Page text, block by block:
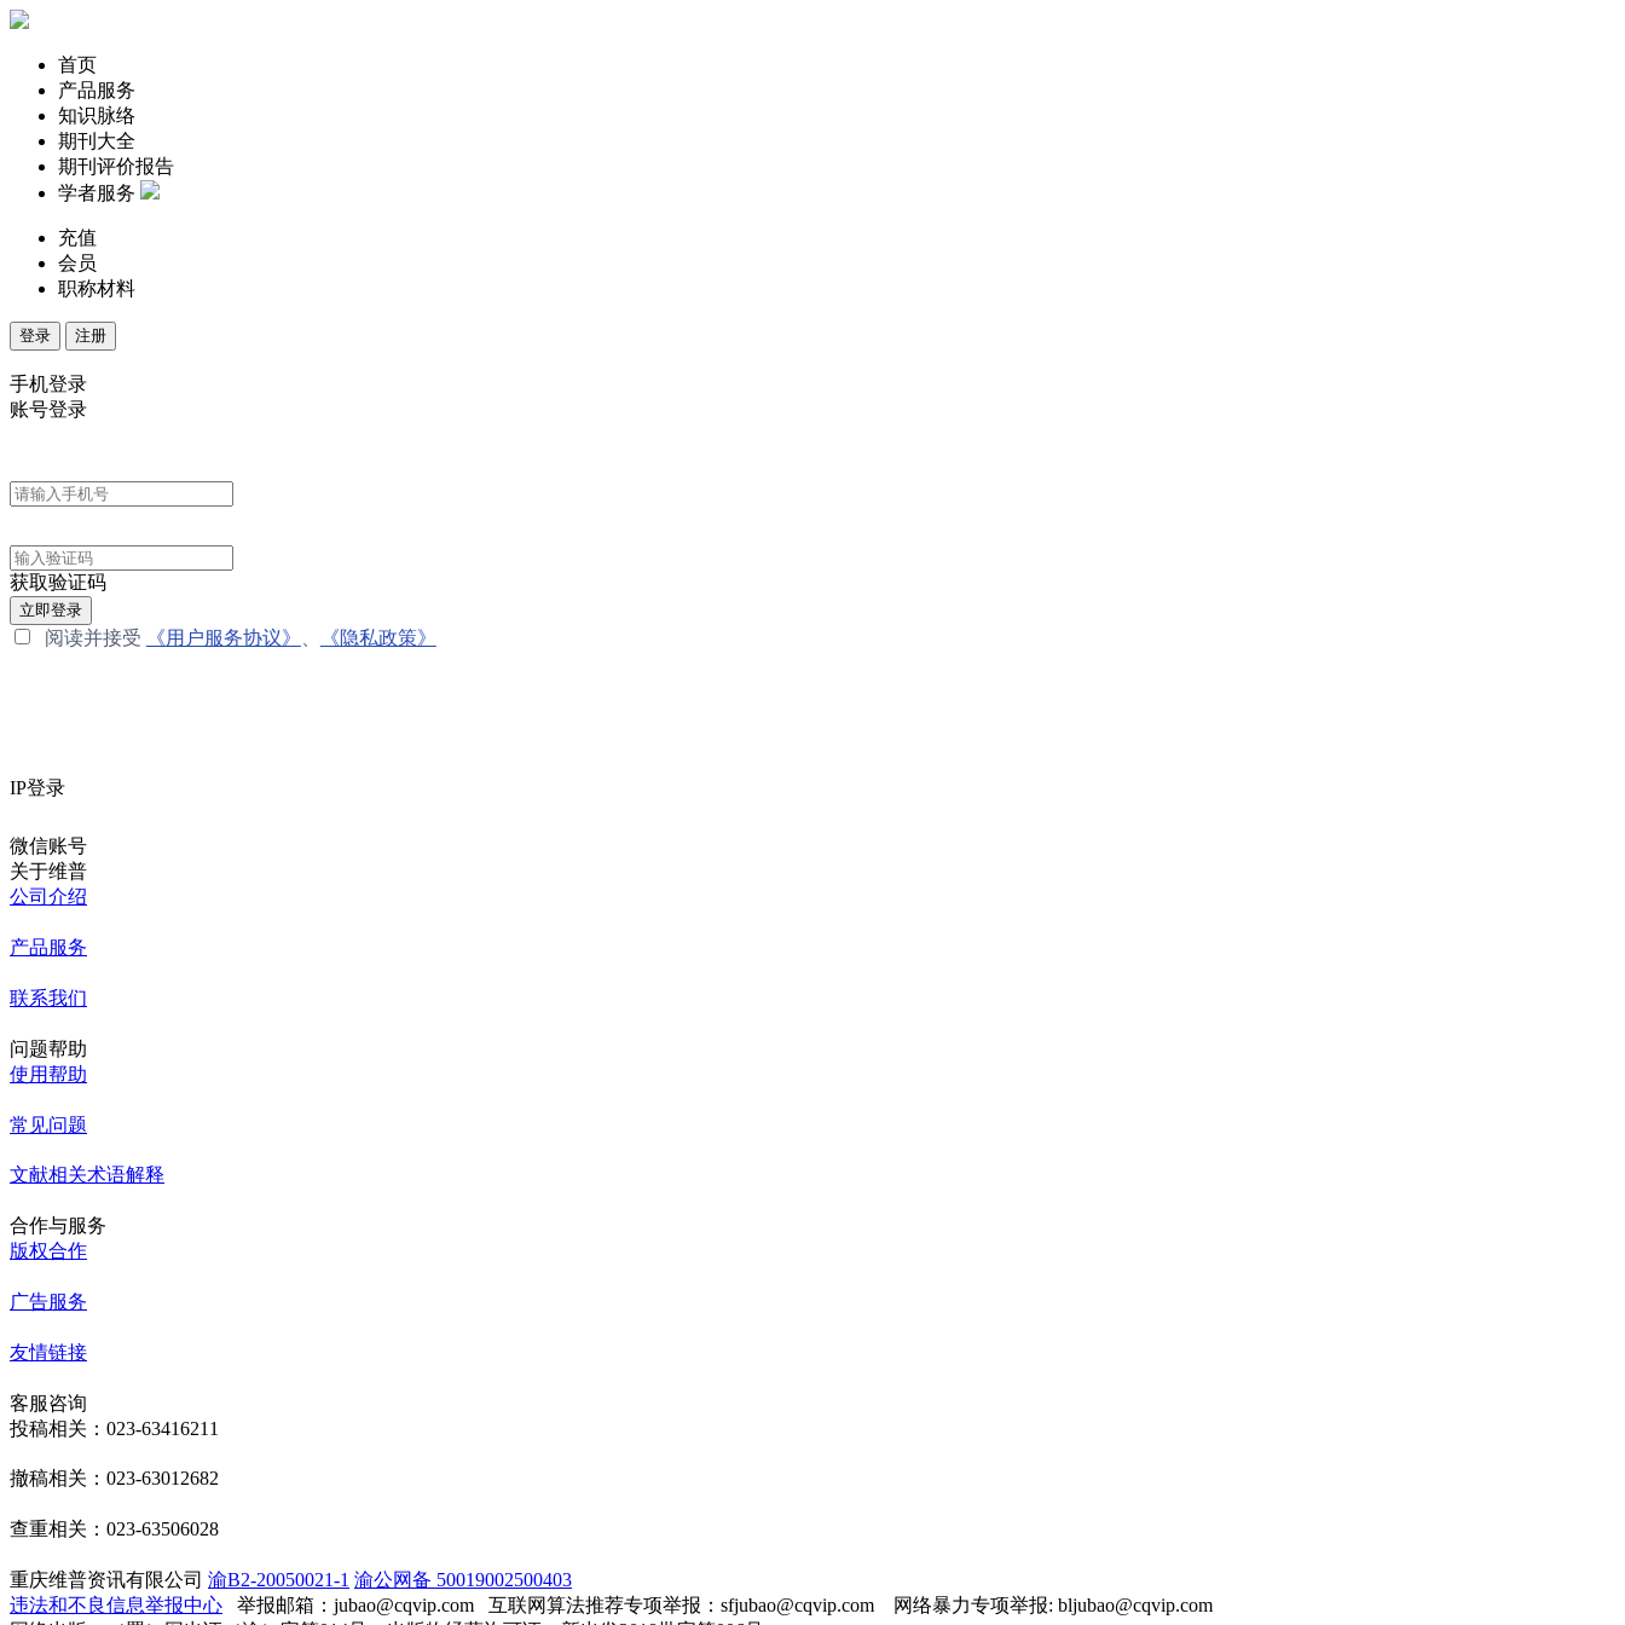
首页
产品服务
知识脉络
期刊大全
期刊评价报告
学者服务
充值
会员
职称材料
登录 注册
手机登录
账号登录
获取验证码
立即登录
阅读并接受 《用户服务协议》 《隐私政策》
IP登录
微信账号
关于维普
公司介绍
产品服务
联系我们
问题帮助
使用帮助
常见问题
文献相关术语解释
合作与服务
版权合作
广告服务
友情链接
客服咨询
投稿相关：023-63416211
撤稿相关：023-63012682
查重相关：023-63506028
重庆维普资讯有限公司 渝B2-20050021-1 渝公网备 50019002500403
违法和不良信息举报中心 举报邮箱：jubao@cqvip.com 互联网算法推荐专项举报：sfjubao@cqvip.com 网络暴力专项举报: bljubao@cqvip.com